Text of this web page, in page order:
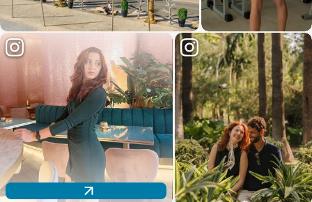
Descubre nuestra oferta de salas para tus eventos